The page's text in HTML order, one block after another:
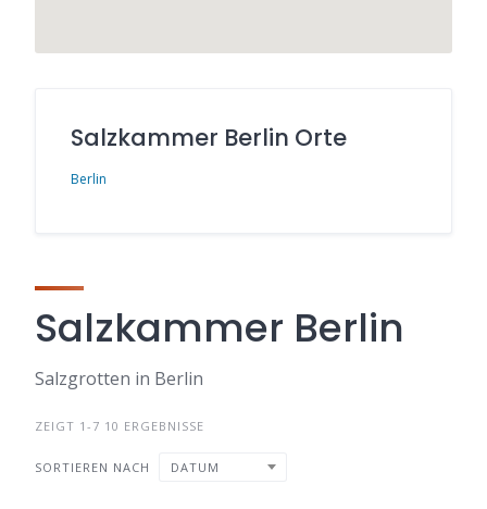
Salzkammer Berlin Orte
Berlin
Salzkammer Berlin
Salzgrotten in Berlin
ZEIGT 1-7 10 ERGEBNISSE
SORTIEREN NACH DATUM